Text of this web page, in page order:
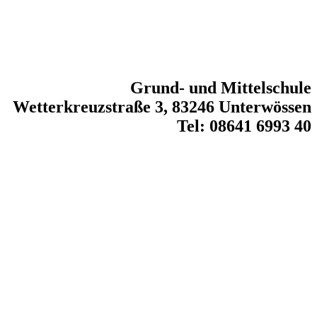
Grund- und Mittelschule
Wetterkreuzstraße 3, 83246 Unterwössen
Tel: 08641 6993 40